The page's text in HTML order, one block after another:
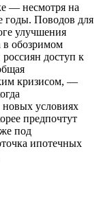
— несмотря на
годы. Поводов для
улучшения
в обозримом
доступ к
кризисом, —
условиях
предпочтут
под
ипотечных